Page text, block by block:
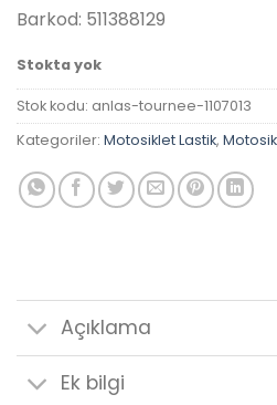
Barkod: 511388129
Stokta yok
Stok kodu: anlas-tournee-1107013
Kategoriler: Motosiklet Lastik,
Açıklama
Ek bilgi